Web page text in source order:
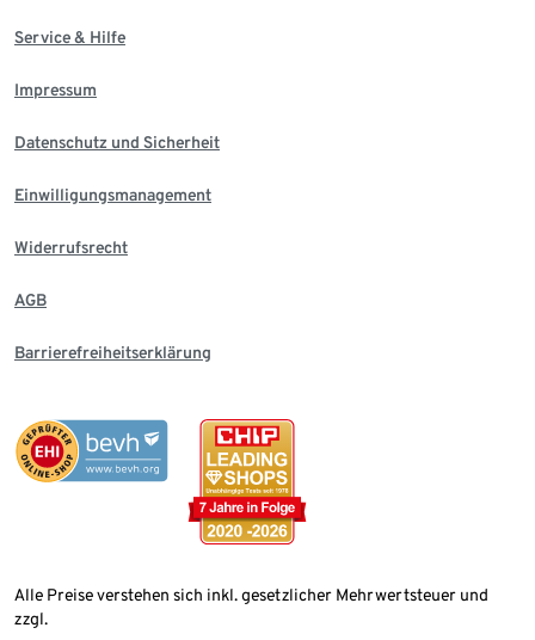
Service & Hilfe
Impressum
Datenschutz und Sicherheit
Einwilligungsmanagement
Widerrufsrecht
AGB
Barrierefreiheitserklärung
Alle Preise verstehen sich inkl. gesetzlicher Mehrwertsteuer und
zzgl.